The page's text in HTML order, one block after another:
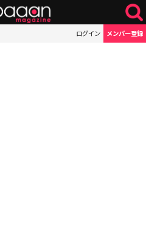
ログイン メンバー登録